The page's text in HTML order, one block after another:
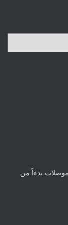
أشباه الموصلات بدءاً من